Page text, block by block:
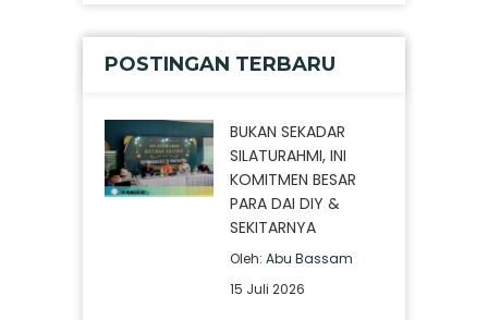
POSTINGAN TERBARU
BUKAN SEKADAR
SILATURAHMI, INI
KOMITMEN BESAR
PARA DAI DIY &
SEKITARNYA
Oleh: Abu Bassam
15 Juli 2026